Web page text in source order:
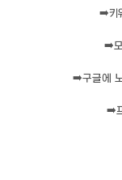
➡️키
➡️
➡️구글에
➡️